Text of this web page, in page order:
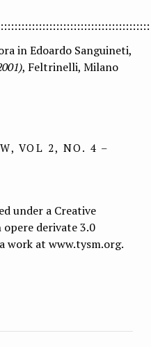
in Edoardo Sanguineti,
, Feltrinelli, Milano
VOL 2, NO. 4 –
under a Creative
derivate 3.0
work at www.tysm.org.